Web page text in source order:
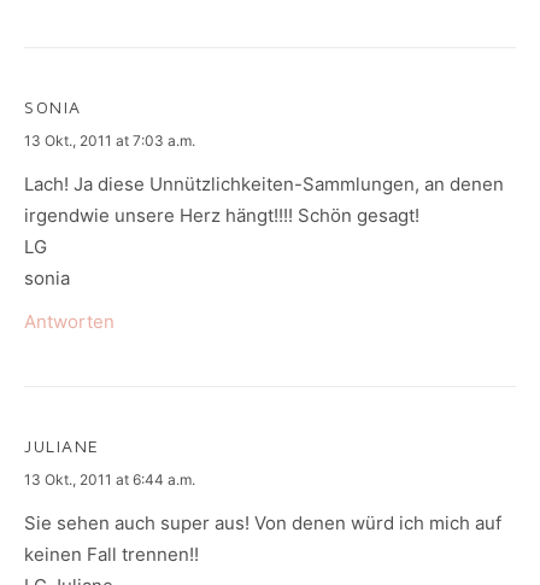
SONIA
says:
13 Okt., 2011 at 7:03 a.m.
Lach! Ja diese Unnützlichkeiten-Sammlungen, an denen
irgendwie unsere Herz hängt!!!! Schön gesagt!
LG
sonia
Antworten
JULIANE
says:
13 Okt., 2011 at 6:44 a.m.
Sie sehen auch super aus! Von denen würd ich mich auf
keinen Fall trennen!!